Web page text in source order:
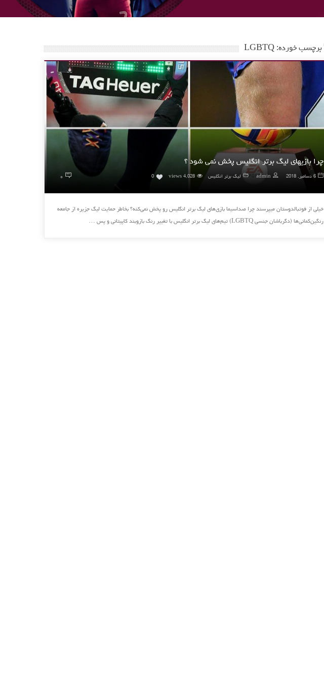
برچسب خورده: LGBTQ
چرا بازیهای لیگ برتر انگلیس پخش نمی شود ؟
6 دسامبر, 2018 admin لیگ برتر انگلیس 4,028 views
0 ۰
خیلی از فوتبالدوستان میپرسند چرا صداسیما بازی‌های لیگ برتر انگلیس رو پخش نمی‌کنه؟ بخاطر حمایت لیگ جزیره از جامعه
رنگین‌کمانی‌ها (دگرباشان جنسی LGBTQ) تیم‌های لیگ برتر انگلیس با تغییر رنگ بازوبند کاپیتانی و پس …